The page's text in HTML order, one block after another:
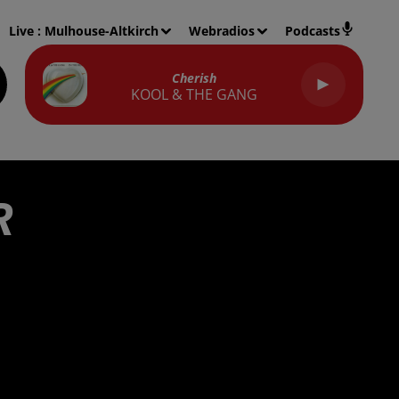
Live : Mulhouse-Altkirch Webradios Podcasts
Cherish
KOOL & THE GANG